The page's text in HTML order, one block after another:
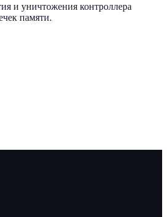
и уничтожения контроллера
памяти.